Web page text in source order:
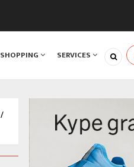
SHOPPING SERVICES
/